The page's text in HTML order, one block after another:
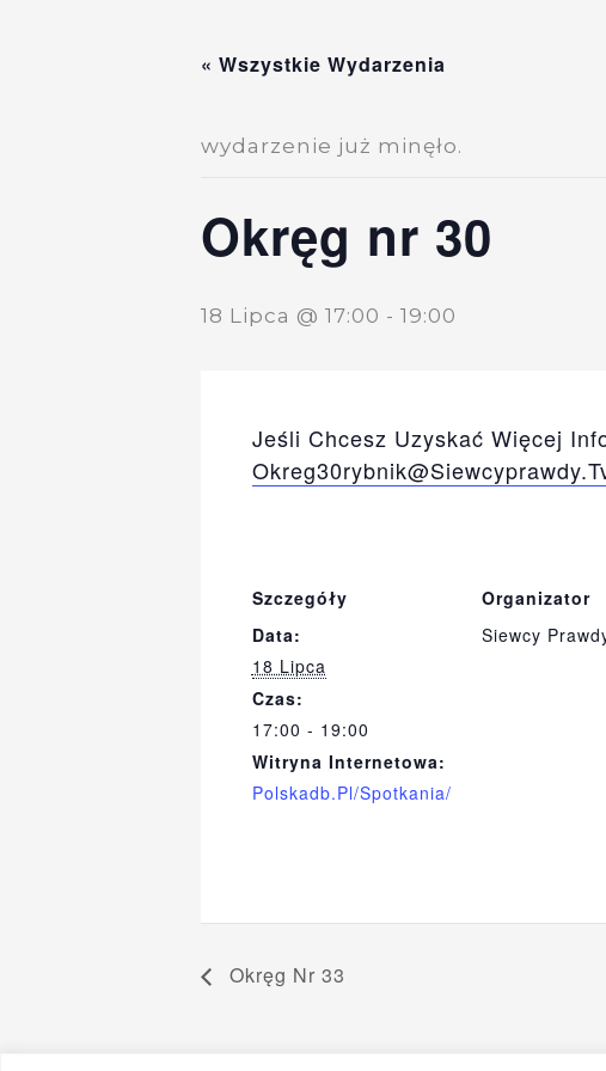
« Wszystkie Wydarzenia
wydarzenie już minęło.
Okręg nr 30
18 Lipca @ 17:00 - 19:00
Jeśli Chcesz Uzyskać Więcej
Szczegóły
Data:
18 Lipca
Czas:
17:00 - 19:00
Witryna Internetowa:
Polskadb.pl/spotkania/
Organizator
Siewcy
Okręg Nr 33